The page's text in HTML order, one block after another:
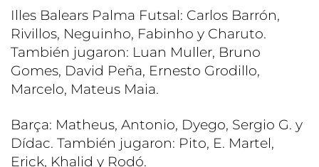
Illes Balears Palma Futsal: Carlos Barrón,
Rivillos, Neguinho, Fabinho y Charuto.
También jugaron: Luan Muller, Bruno
Gomes, David Peña, Ernesto Grodillo,
Marcelo, Mateus Maia.
Barça: Matheus, Antonio, Dyego, Sergio G. y
Dídac. También jugaron: Pito, E. Martel,
Erick, Khalid y Rodó.